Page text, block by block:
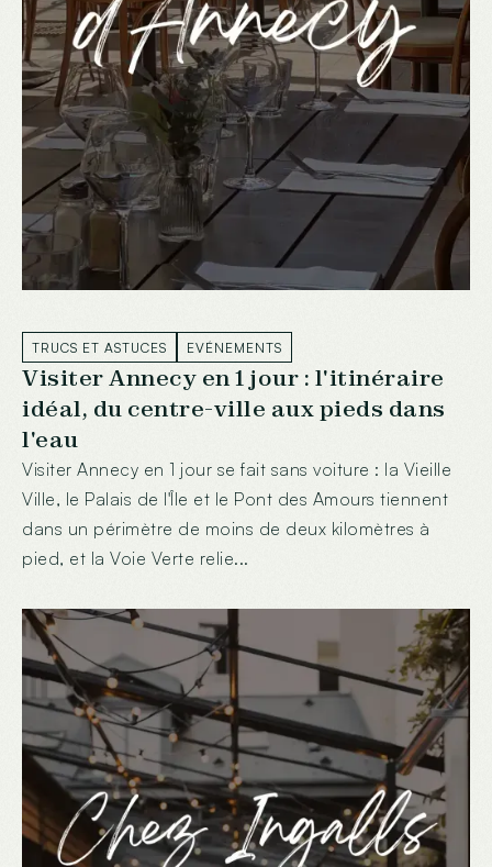
TRUCS ET ASTUCES EVÉNEMENTS
Visiter Annecy en 1 jour : l'itinéraire
idéal, du centre-ville aux pieds dans
l'eau
Visiter Annecy en 1 jour se fait sans voiture : la Vieille
Ville, le Palais de l'Île et le Pont des Amours tiennent
dans un périmètre de moins de deux kilomètres à
pied, et la Voie Verte relie...